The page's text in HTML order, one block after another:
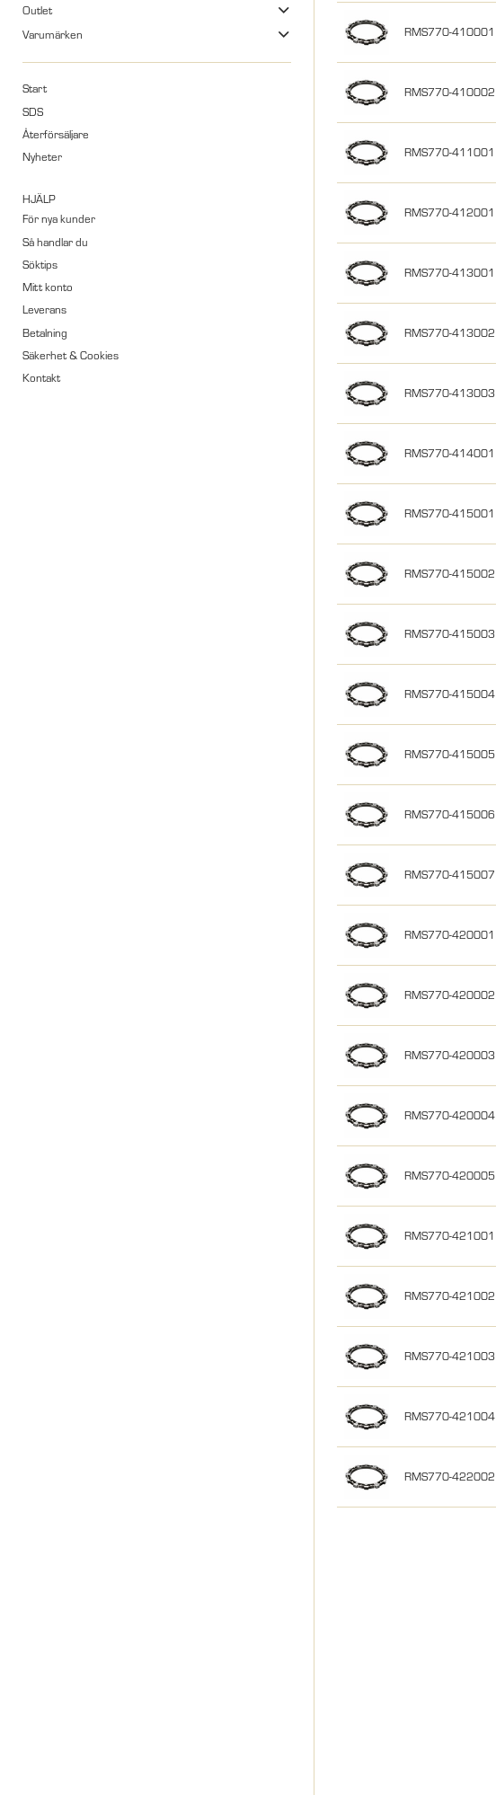
Outlet
Varumärken
Start
SDS
Återförsäljare
Nyheter
HJÄLP
För nya kunder
Så handlar du
Söktips
Mitt konto
Leverans
Betalning
Säkerhet & Cookies
Kontakt
RMS770-410001
RMS770-410002
RMS770-411001
RMS770-412001
RMS770-413001
RMS770-413002
RMS770-413003
RMS770-414001
RMS770-415001
RMS770-415002
RMS770-415003
RMS770-415004
RMS770-415005
RMS770-415006
RMS770-415007
RMS770-420001
RMS770-420002
RMS770-420003
RMS770-420004
RMS770-420005
RMS770-421001
RMS770-421002
RMS770-421003
RMS770-421004
RMS770-422002